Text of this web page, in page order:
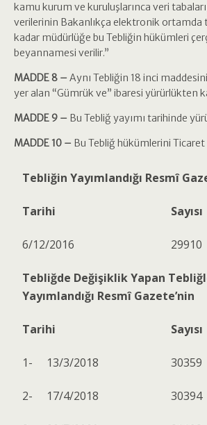
kamu kurum ve kuruluşlarınca veri
verilerinin Bakanlıkça elektronik ortamda
kadar müdürlüğe bu Tebliğin hükümleri
beyannamesi verilir.”
MADDE 8 – Aynı Tebliğin 18 inci
yer alan “Gümrük ve” ibaresi yürürlükten
MADDE 9 – Bu Tebliğ yayımı tarihinde
MADDE 10 – Bu Tebliğ hükümlerini Ticaret
Tebliğin Yayımlandığı Resmî
Tarihi Sayısı
6/12/2016 29910
Tebliğde Değişiklik Yapan
Yayımlandığı Resmî Gazete’nin
Tarihi Sayısı
1- 13/3/2018 30359
2- 17/4/2018 30394